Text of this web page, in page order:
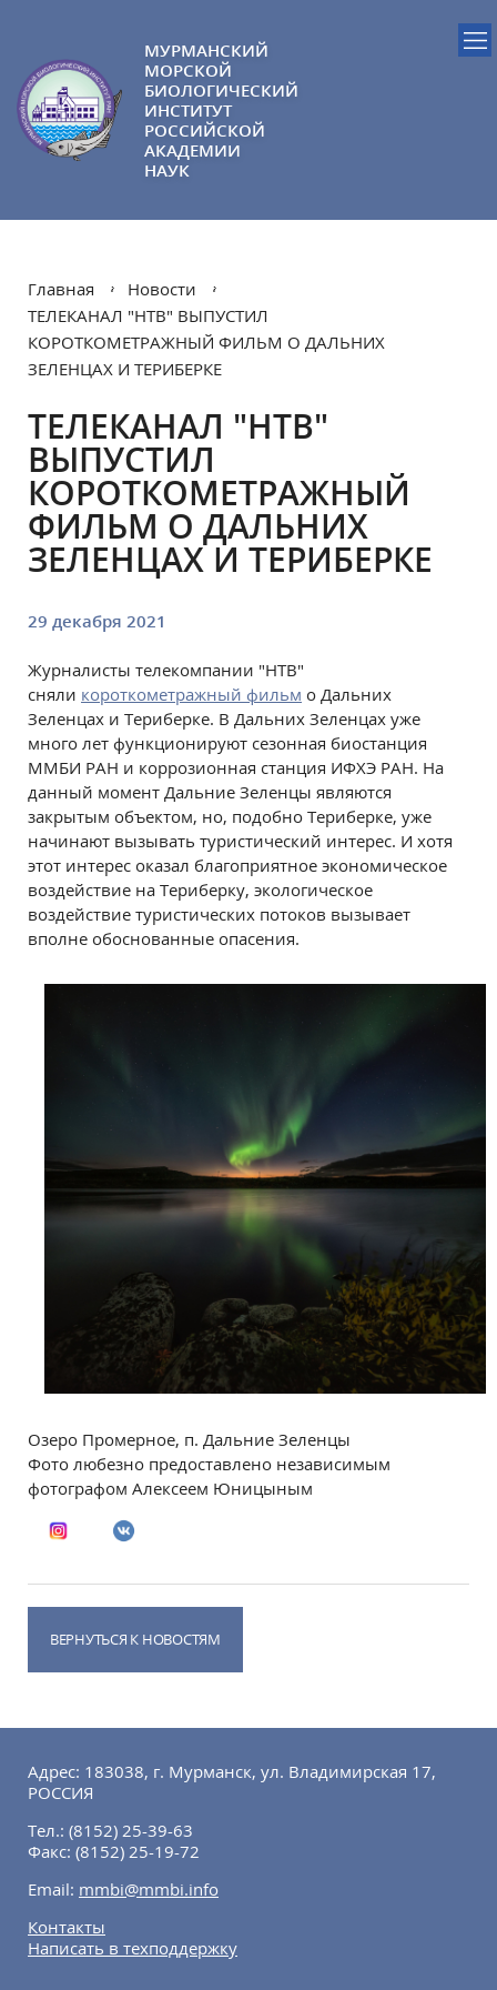
МУРМАНСКИЙ
МОРСКОЙ
БИОЛОГИЧЕСКИЙ
ИНСТИТУТ
РОССИЙСКОЙ
АКАДЕМИИ
НАУК
Главная
Новости
ТЕЛЕКАНАЛ "НТВ" ВЫПУСТИЛ
КОРОТКОМЕТРАЖНЫЙ ФИЛЬМ О ДАЛЬНИХ
ЗЕЛЕНЦАХ И ТЕРИБЕРКЕ
ТЕЛЕКАНАЛ "НТВ"
ВЫПУСТИЛ
КОРОТКОМЕТРАЖНЫЙ
ФИЛЬМ О ДАЛЬНИХ
ЗЕЛЕНЦАХ И ТЕРИБЕРКЕ
29 декабря 2021
Журналисты телекомпании "НТВ"
сняли короткометражный фильм о Дальних
Зеленцах и Териберке. В Дальних Зеленцах уже
много лет функционируют сезонная биостанция
ММБИ РАН и коррозионная станция ИФХЭ РАН. На
данный момент Дальние Зеленцы являются
закрытым объектом, но, подобно Териберке, уже
начинают вызывать туристический интерес. И хотя
этот интерес оказал благоприятное экономическое
воздействие на Териберку, экологическое
воздействие туристических потоков вызывает
вполне обоснованные опасения.
Озеро Промерное, п. Дальние Зеленцы
Фото любезно предоставлено независимым
фотографом Алексеем Юницыным
ВЕРНУТЬСЯ К НОВОСТЯМ
Адрес: 183038, г. Мурманск, ул. Владимирская 17,
РОССИЯ
Тел.: (8152) 25-39-63
Факс: (8152) 25-19-72
Email: mmbi@mmbi.info
Контакты
Написать в техподдержку